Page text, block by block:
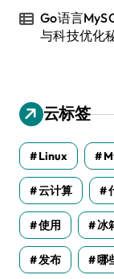
Go语言
与科技优化
云标签
Linux
云计算
使用 冰
发布 哪